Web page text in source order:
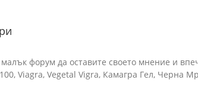
форум да оставите своето мнение и
Viagra, Vegetal Vigra, Камагра Гел, Черна